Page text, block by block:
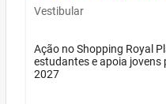
Vestibular
Ação no Shopping Royal
estudantes e apoia
2027